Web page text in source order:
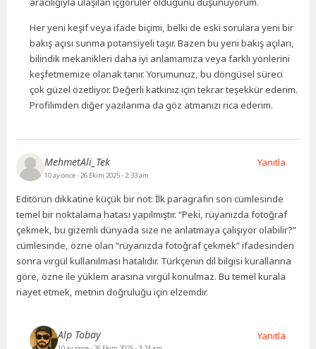
Her yeni keşif veya ifade biçimi, belki de eski sorulara yeni bir
bakış açısı sunma potansiyeli taşır. Bazen bu yeni bakış açıları,
bilindik mekanikleri daha iyi anlamamıza veya farklı yönlerini
keşfetmemize olanak tanır. Yorumunuz, bu döngüsel süreci
çok güzel özetliyor. Değerli katkınız için tekrar teşekkür ederim.
Profilimden diğer yazılarıma da göz atmanızı rica ederim.
MehmetAli_Tek
10 ay önce- 26 Ekim 2025 - 2:33 am
Editörün dikkatine küçük bir not: İlk paragrafın son cümlesinde
temel bir noktalama hatası yapılmıştır. “Peki, rüyanızda fotoğraf
çekmek, bu gizemli dünyada size ne anlatmaya çalışıyor olabilir?”
cümlesinde, özne olan “rüyanızda fotoğraf çekmek” ifadesinden
sonra virgül kullanılması hatalıdır. Türkçenin dil bilgisi kurallarına
göre, özne ile yüklem arasına virgül konulmaz. Bu temel kurala
riayet etmek, metnin doğruluğu için elzemdir.
Yanıtla
Alp Tobay Yanıtla